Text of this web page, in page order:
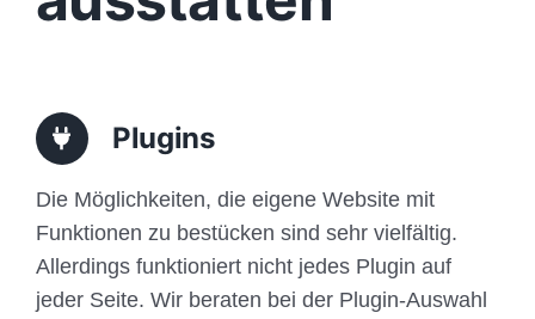
Plugins
Die Möglichkeiten, die eigene Website mit
Funktionen zu bestücken sind sehr vielfältig.
Allerdings funktioniert nicht jedes Plugin auf
jeder Seite. Wir beraten bei der Plugin-Auswahl